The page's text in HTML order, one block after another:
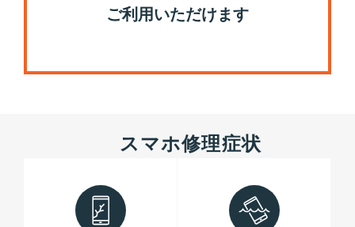
ご利用いただけます
スマホ修理症状